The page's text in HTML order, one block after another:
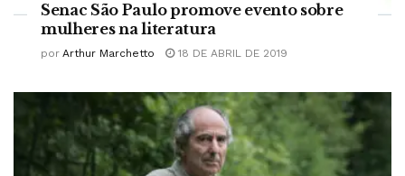
Senac São Paulo promove evento sobre
mulheres na literatura
por Arthur Marchetto 18 DE ABRIL DE 2019